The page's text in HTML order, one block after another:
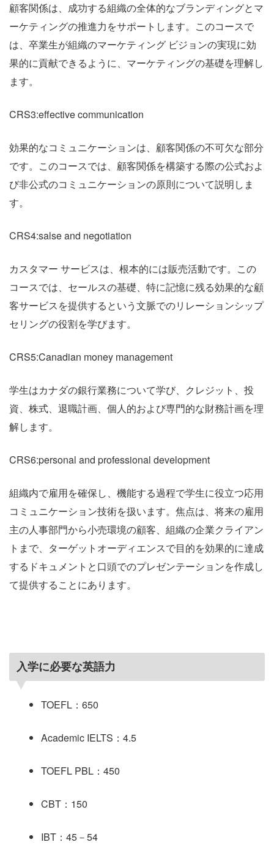
顧客関係は、成功する組織の全体的なブランディングとマ
ーケティングの推進力をサポートします。このコースで
は、卒業生が組織のマーケティング ビジョンの実現に効
果的に貢献できるように、マーケティングの基礎を理解し
ます。
CRS3:effective communication
効果的なコミュニケーションは、顧客関係の不可欠な部分
です。このコースでは、顧客関係を構築する際の公式およ
び非公式のコミュニケーションの原則について説明しま
す。
CRS4:salse and negotiation
カスタマー サービスは、根本的には販売活動です。この
コースでは、セールスの基礎、特に記憶に残る効果的な顧
客サービスを提供するという文脈でのリレーションシップ
セリングの役割を学びます。
CRS5:Canadian money management
学生はカナダの銀行業務について学び、クレジット、投
資、株式、退職計画、個人的および専門的な財務計画を理
解します。
CRS6:personal and professional development
組織内で雇用を確保し、機能する過程で学生に役立つ応用
コミュニケーション技術を扱います。焦点は、将来の雇用
主の人事部門から小売環境の顧客、組織の企業クライアン
トまで、ターゲットオーディエンスで目的を効果的に達成
するドキュメントと口頭でのプレゼンテーションを作成し
て提供することにあります。
入学に必要な英語力
TOEFL：650
Academic IELTS：4.5
TOEFL PBL：450
CBT：150
IBT：45－54